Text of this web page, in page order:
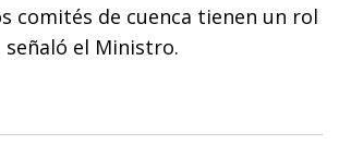
comités de cuenca tienen un rol
el Ministro.